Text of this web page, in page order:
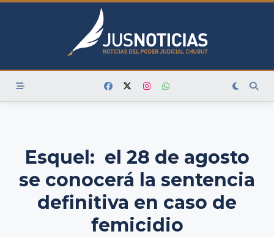
Skip
Esquel: el 28 de agosto
se conocerá la sentencia
definitiva en caso de
femicidio